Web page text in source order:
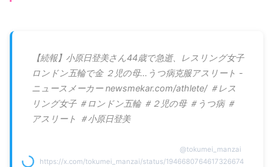
【続報】小原日登美さん44歳で急逝、レスリング女子
ロンドン五輪で金 ２児の母…うつ病克服アスリート -
ニュースメーカー newsmekar.com/athlete/ ＃レス
リング女子 ＃ロンドン五輪 ＃２児の母 ＃うつ病 ＃
アスリート ＃小原日登美
@tokumei_manzai
https://x.com/tokumei_manzai/status/1946680764617326674